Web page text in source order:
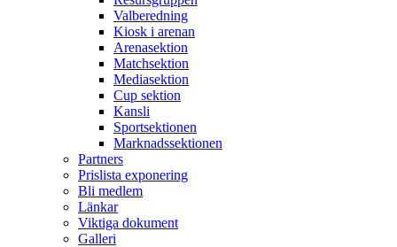
Valberedning
Kiosk i arenan
Arenasektion
Matchsektion
Mediasektion
Cup sektion
Kansli
Sportsektionen
Marknadssektionen
Partners
Prislista exponering
Bli medlem
Länkar
Viktiga dokument
Galleri